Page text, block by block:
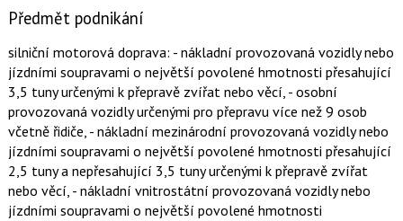
Předmět podnikání
silniční motorová doprava: - nákladní provozovaná vozidly nebo
jízdními soupravami o největší povolené hmotnosti přesahující
3,5 tuny určenými k přepravě zvířat nebo věcí, - osobní
provozovaná vozidly určenými pro přepravu více než 9 osob
včetně řidiče, - nákladní mezinárodní provozovaná vozidly nebo
jízdními soupravami o největší povolené hmotnosti přesahující
2,5 tuny a nepřesahující 3,5 tuny určenými k přepravě zvířat
nebo věcí, - nákladní vnitrostátní provozovaná vozidly nebo
jízdními soupravami o největší povolené hmotnosti